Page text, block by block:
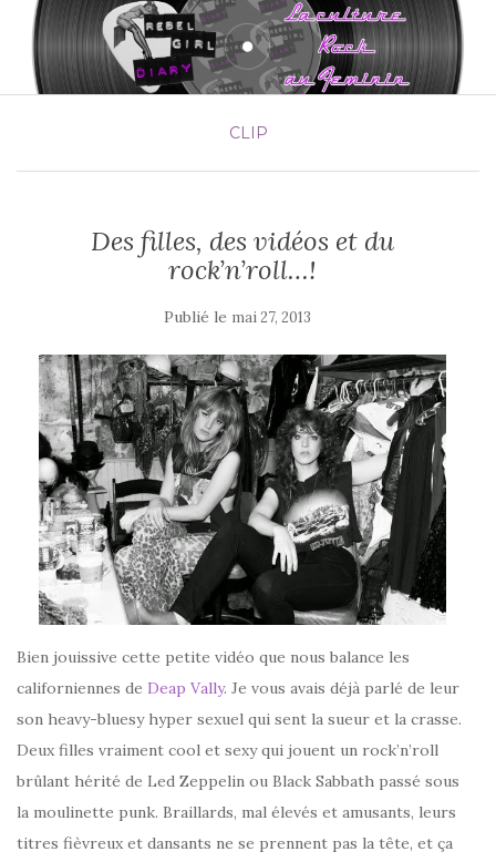
CLIP
Des filles, des vidéos et du
rock’n’roll…!
Publié le mai 27, 2013
Bien jouissive cette petite vidéo que nous balance les
californiennes de Deap Vally. Je vous avais déjà parlé de leur
son heavy-bluesy hyper sexuel qui sent la sueur et la crasse.
Deux filles vraiment cool et sexy qui jouent un rock’n’roll
brûlant hérité de Led Zeppelin ou Black Sabbath passé sous
la moulinette punk. Braillards, mal élevés et amusants, leurs
titres fièvreux et dansants ne se prennent pas la tête, et ça